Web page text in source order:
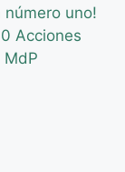
uno!
Acciones
MdP